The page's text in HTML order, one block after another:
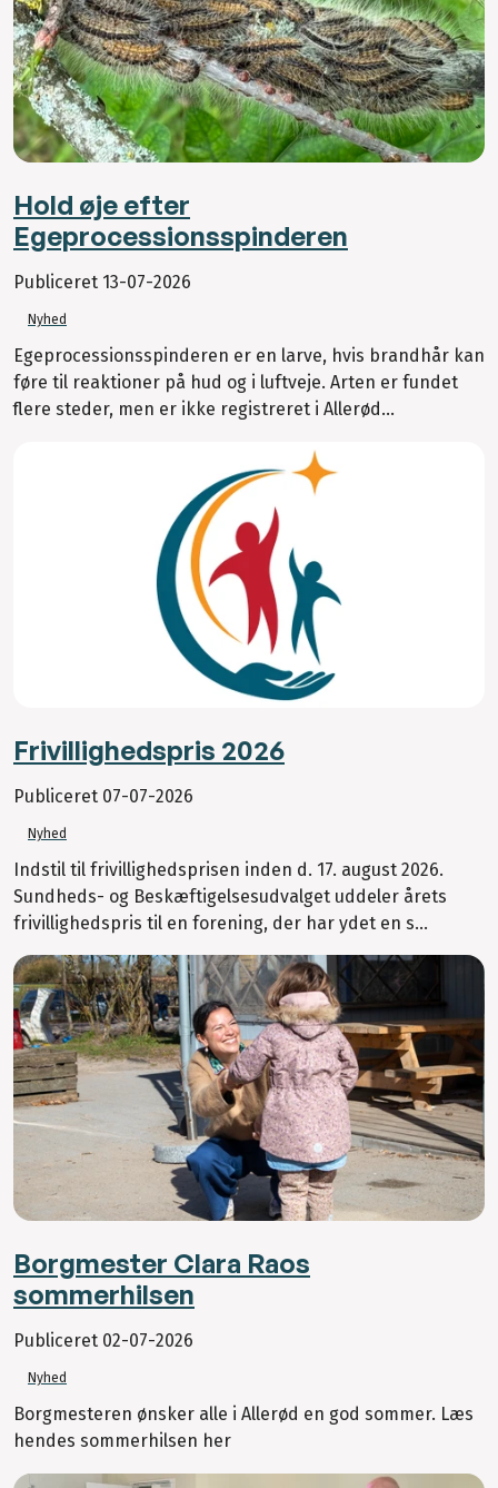
Hold øje efter
Egeprocessionsspinderen
Publiceret 13-07-2026
Nyhed
Egeprocessionsspinderen er en larve, hvis brandhår kan
føre til reaktioner på hud og i luftveje. Arten er fundet
flere steder, men er ikke registreret i Allerød...
Frivillighedspris 2026
Publiceret 07-07-2026
Nyhed
Indstil til frivillighedsprisen inden d. 17. august 2026.
Sundheds- og Beskæftigelsesudvalget uddeler årets
frivillighedspris til en forening, der har ydet en s...
Borgmester Clara Raos
sommerhilsen
Publiceret 02-07-2026
Nyhed
Borgmesteren ønsker alle i Allerød en god sommer. Læs
hendes sommerhilsen her